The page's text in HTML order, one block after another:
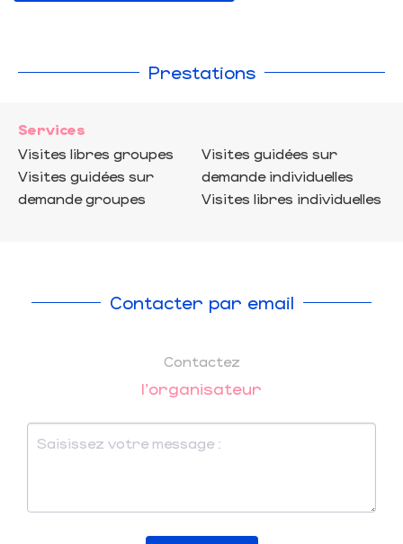
Prestations
Services
Visites libres groupes
Visites guidées sur
demande groupes
Visites guidées sur
demande individuelles
Visites libres individuelles
Contacter par email
Contactez
l'organisateur